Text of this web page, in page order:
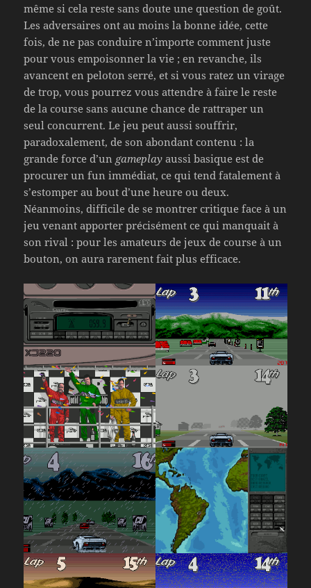
même si cela reste sans doute une question de goût.
Les adversaires ont au moins la bonne idée, cette
fois, de ne pas conduire n’importe comment juste
pour vous empoisonner la vie ; en revanche, ils
avancent en peloton serré, et si vous ratez un virage
de trop, vous pourrez vous attendre à faire le reste
de la course sans aucune chance de rattraper un
seul concurrent. Le jeu peut aussi souffrir,
paradoxalement, de son abondant contenu : la
grande force d’un gameplay aussi basique est de
procurer un fun immédiat, ce qui tend fatalement à
s’estomper au bout d’une heure ou deux.
Néanmoins, difficile de se montrer critique face à un
jeu venant apporter précisément ce qui manquait à
son rival : pour les amateurs de jeux de course à un
bouton, on aura rarement fait plus efficace.